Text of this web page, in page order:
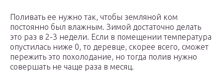
Поливать ее нужно так, чтобы земляной ком
постоянно был влажным. Зимой достаточно делать
это раз в 2-3 недели. Если в помещении температура
опустилась ниже 0, то деревце, скорее всего, сможет
пережить это похолодание, но тогда полив нужно
совершать не чаще раза в месяц.